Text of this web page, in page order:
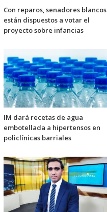
Con reparos, senadores blancos
están dispuestos a votar el
proyecto sobre infancias
IM dará recetas de agua
embotellada a hipertensos en
policlínicas barriales